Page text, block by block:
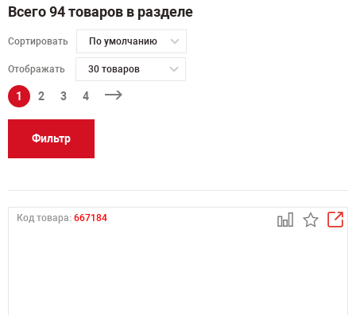
Всего 94 товаров в разделе
Сортировать По умолчанию
Отображать 30 товаров
1 2 3 4
Фильтр
Код товара: 667184